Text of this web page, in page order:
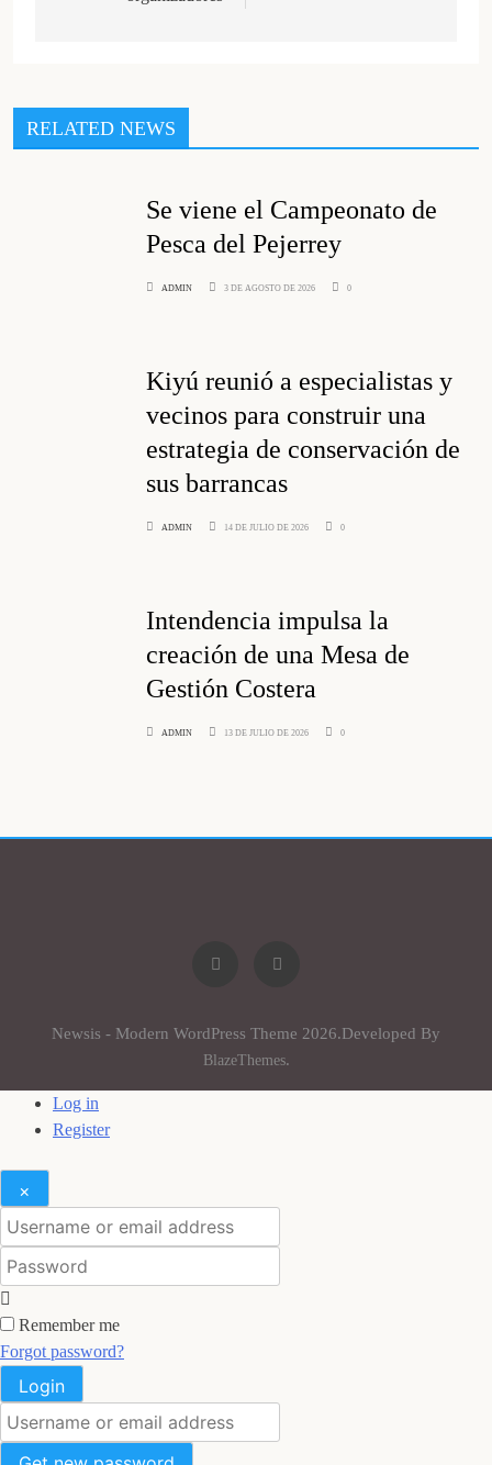
RELATED NEWS
Se viene el Campeonato de
Pesca del Pejerrey
ADMIN 3 DE AGOSTO DE 2026 0
Kiyú reunió a especialistas y
vecinos para construir una
estrategia de conservación de
sus barrancas
ADMIN 14 DE JULIO DE 2026 0
Intendencia impulsa la
creación de una Mesa de
Gestión Costera
ADMIN 13 DE JULIO DE 2026 0
Newsis - Modern WordPress Theme 2026.Developed By
BlazeThemes.
Log in
Register
×
Username or email address
Password
Remember me
Forgot password?
Login
Username or email address